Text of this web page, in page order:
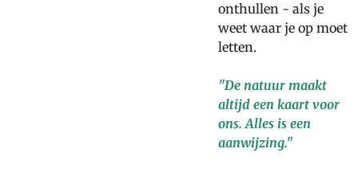
onthullen - als je
weet waar je op moet
letten.
"De natuur maakt
altijd een kaart voor
ons. Alles is een
aanwijzing."